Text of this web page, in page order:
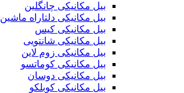
بیل مکانیکی چانگلین
بیل مکانیکی دلتاراه ماشین
بیل مکانیکی کیس
بیل مکانیکی شانتویی
بیل مکانیکی زوم لاین
بیل مکانیکی کوماتسو
بیل مکانیکی دوسان
بیل مکانیکی کوبلکو